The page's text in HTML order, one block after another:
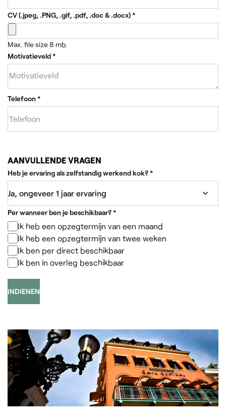
CV (.jpeg, .PNG, .gif, .pdf, .doc & .docx)*
Max. file size 8 mb.
Motivatieveld*
Telefoon*
AANVULLENDE VRAGEN
Heb je ervaring als zelfstandig werkend kok?*
Per wanneer ben je beschikbaar?*
Ik heb een opzegtermijn van een maand
Ik heb een opzegtermijn van twee weken
Ik ben per direct beschikbaar
Ik ben in overleg beschikbaar
INDIENEN